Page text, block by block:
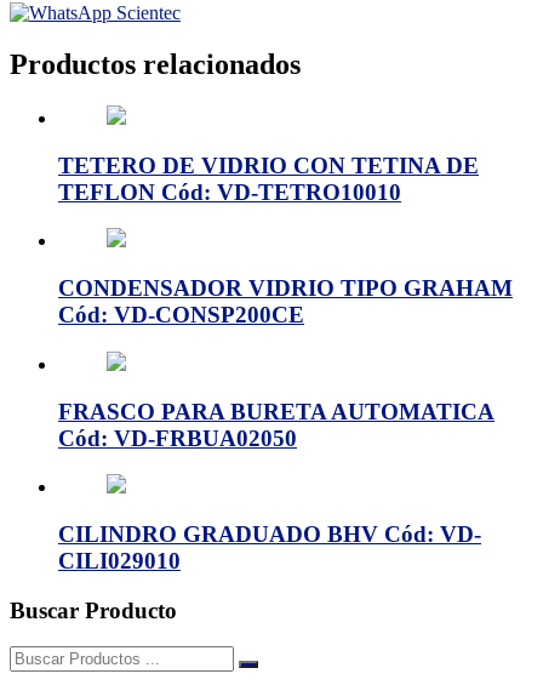
Productos relacionados
TETERO DE VIDRIO CON TETINA DE
TEFLON Cód: VD-TETRO10010
CONDENSADOR VIDRIO TIPO GRAHAM
Cód: VD-CONSP200CE
FRASCO PARA BURETA AUTOMATICA
Cód: VD-FRBUA02050
CILINDRO GRADUADO BHV Cód: VD-
CILI029010
Buscar Producto
Buscar: